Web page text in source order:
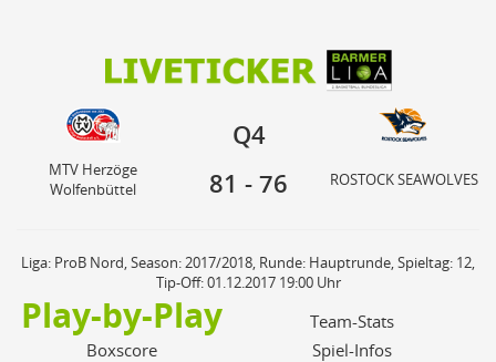
Wolfenbüttel
ROSTOCK SEAWOLVES
Q4
81 - 76
MTV Herzöge
Wolfenbüttel
ROSTOCK SEAWOLVES
Liga: ProB Nord, Season: 2017/2018, Runde: Hauptrunde, Spieltag: 12,
Tip-Off: 01.12.2017 19:00 Uhr
Play-by-Play
Team-Stats
Boxscore
Spiel-Infos